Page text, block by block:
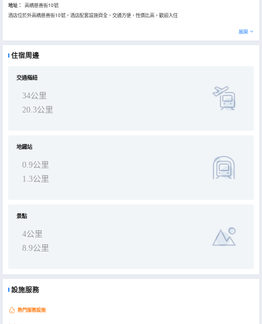
地址：
高橋慈善街10號
酒店位於外高橋慈善街10號，酒店配套設施齊全，交通方便，性價比高，歡迎入住
展開
住宿周邊
交通樞紐
34公里
20.3公里
地鐵站
0.9公里
1.3公里
景點
4公里
8.9公里
設施服務
熱門服務設施